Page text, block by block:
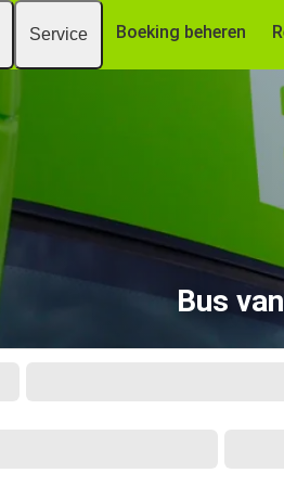
Service Boeking beheren
Bus